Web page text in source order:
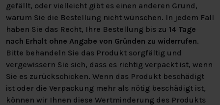
gefällt, oder vielleicht gibt es einen anderen Grund,
warum Sie die Bestellung nicht wünschen. In jedem Fall
haben Sie das Recht, Ihre Bestellung bis zu 14 Tage
nach Erhalt ohne Angabe von Gründen zu widerrufen.
Bitte behandeln Sie das Produkt sorgfältig und
vergewissern Sie sich, dass es richtig verpackt ist, wenn
Sie es zurückschicken. Wenn das Produkt beschädigt
ist oder die Verpackung mehr als nötig beschädigt ist,
können wir Ihnen diese Wertminderung des Produkts